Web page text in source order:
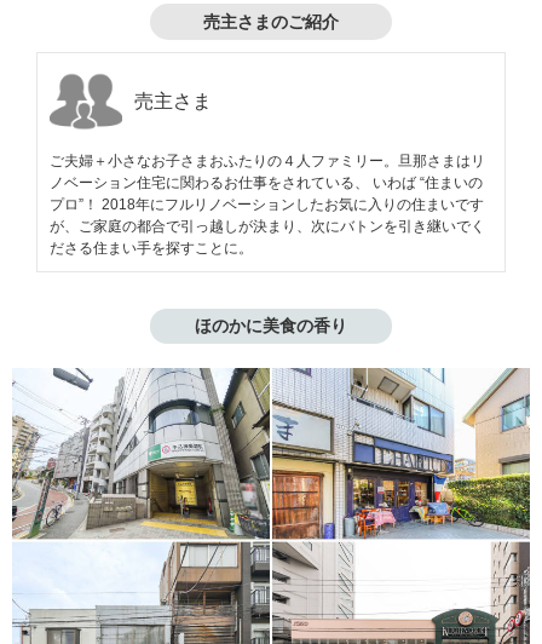
売主さまのご紹介
売主さま
ご夫婦＋小さなお子さまおふたりの４人ファミリー。旦那さまはリ
ノベーション住宅に関わるお仕事をされている、 いわば “住まいの
プロ”！ 2018年にフルリノベーションしたお気に入りの住まいです
が、ご家庭の都合で引っ越しが決まり、次にバトンを引き継いでく
ださる住まい手を探すことに。
ほのかに美食の香り